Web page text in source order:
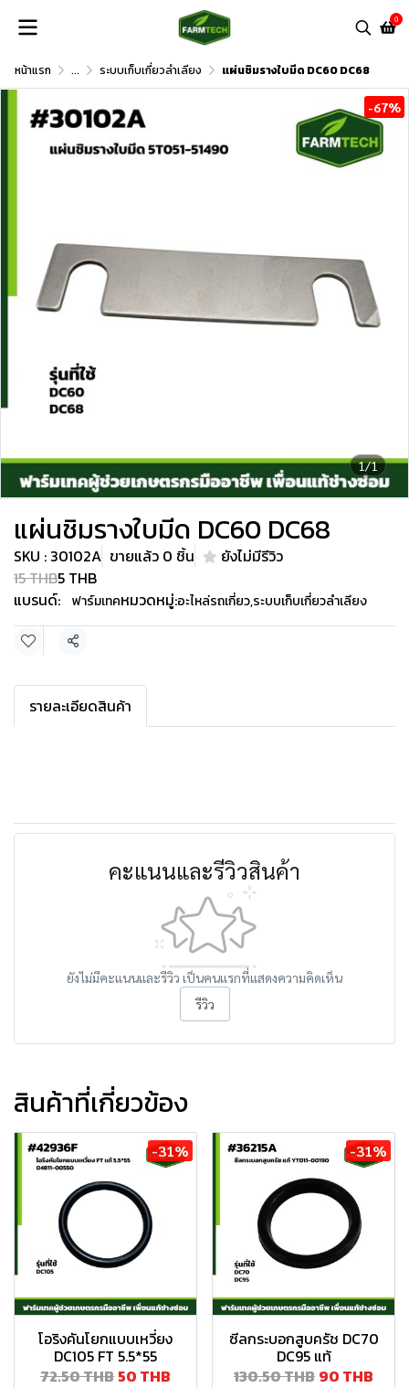
0
หน้าแรก ... ระบบเก็บเกี่ยวลำเลียง แผ่นชิมรางใบมีด DC60 DC68
1/1
-67%
แผ่นชิมรางใบมีด DC60 DC68
SKU : 30102A ขายแล้ว 0 ชิ้น
ยังไม่มีรีวิว
15 THB5 THB
แบรนด์:
ฟาร์มเทคหมวดหมู่:อะไหล่รถเกี่ยว,ระบบเก็บเกี่ยวลำเลียง
แชร์
รายละเอียดสินค้า
คะแนนและรีวิวสินค้า
ยังไม่มีคะแนนและรีวิว เป็นคนแรกที่แสดงความคิดเห็น
รีวิว
สินค้าที่เกี่ยวข้อง
-31%
โอริงคันโยกแบบเหวี่ยง
DC105 FT 5.5*55
72.50 THB 50 THB
-31%
ซีลกระบอกสูบครัช DC70
DC95 แท้
130.50 THB 90 THB